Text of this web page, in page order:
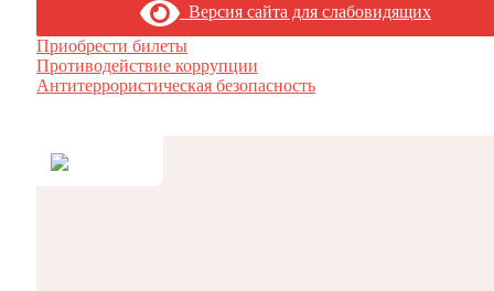
Версия сайта для слабовидящих
Приобрести билеты
Противодействие коррупции
Антитеррористическая безопасность